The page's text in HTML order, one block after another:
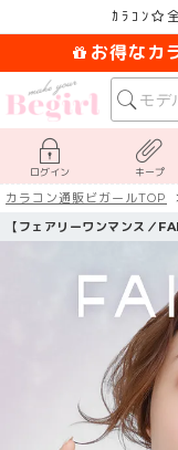
ｶﾗｺﾝ
お得なカ
ログイン キープ
カラコン通販ビガールTOP
【フェアリーワンマンス／